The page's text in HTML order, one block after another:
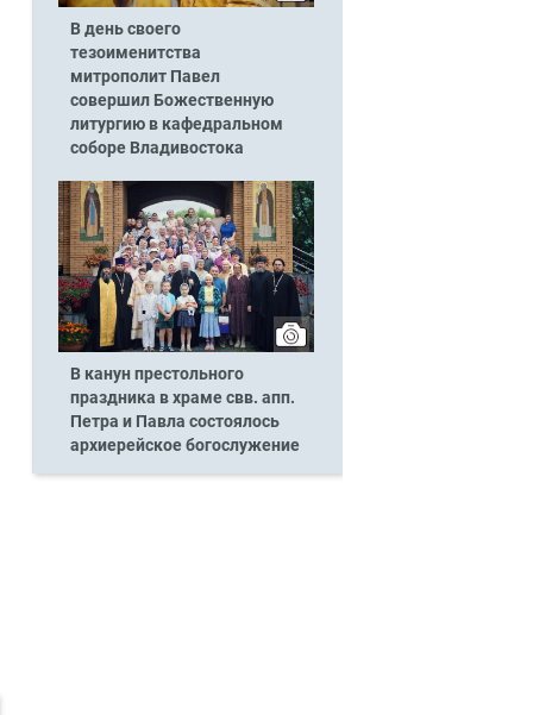
В день своего
тезоименитства
митрополит Павел
совершил Божественную
литургию в кафедральном
соборе Владивостока
В канун престольного
праздника в храме свв. апп.
Петра и Павла состоялось
архиерейское богослужение